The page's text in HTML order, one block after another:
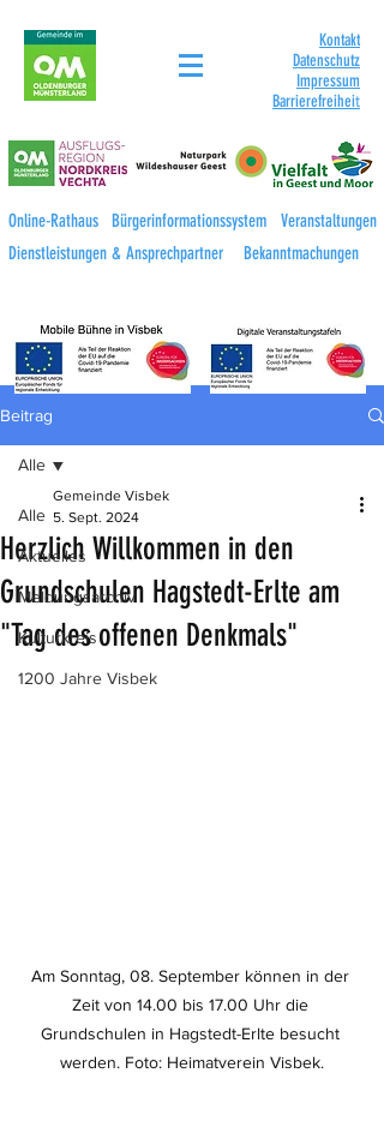
Kontakt
Datenschutz
Impressum
Barrierefreiheit
Online-Rathaus Bürgerinformationssystem
Veranstaltungen
Dienstleistungen & Ansprechpartner
Bekanntmachungen
Beitrag
Alle
Aktuelles
Meldungsarchiv
Kulturkreis
1200 Jahre Visbek
Alle
Herzlich Willkommen in den
Grundschulen Hagstedt-Erlte am
"Tag des offenen Denkmals"
Gemeinde Visbek
5. Sept. 2024
Am Sonntag, 08. September können in der
Zeit von 14.00 bis 17.00 Uhr die
Grundschulen in Hagstedt-Erlte besucht
werden. Foto: Heimatverein Visbek.